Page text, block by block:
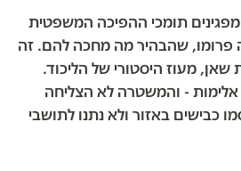
תומכי ההפיכה המשפטית
פרומו, שהבהיר מה מחכה להם. זה
מעוז היסטורי של הליכוד.
אלימות - והמשטרה לא הצליחה
כבישים באזור ולא נתנו לתושבי